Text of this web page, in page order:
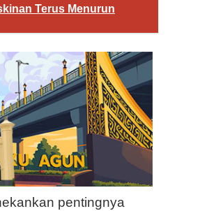
Terus Menurun
pentingnya